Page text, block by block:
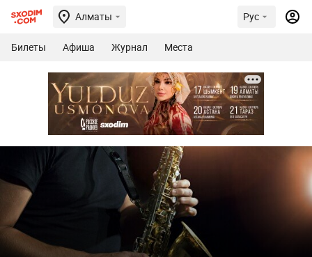
Алматы Рус
Билеты Афиша Журнал Места